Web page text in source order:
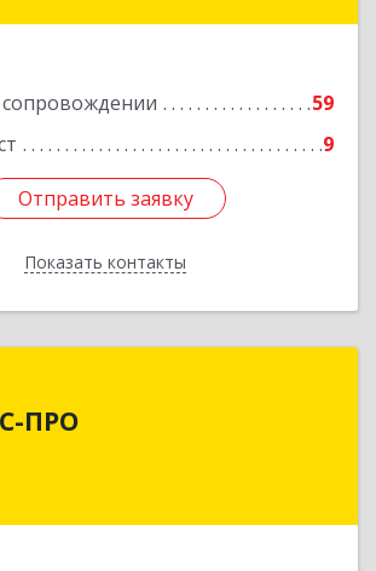
59
9
Отправить заявку
Показать контакты
Подробнее
Отправить заявку
Назад
ПРО
г, Учебная ул, дом № 17, оф.35
Подробнее